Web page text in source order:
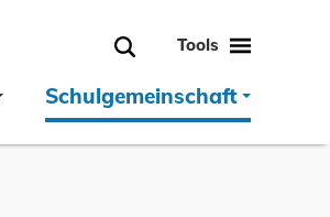
Tools
Schulgemeinschaft